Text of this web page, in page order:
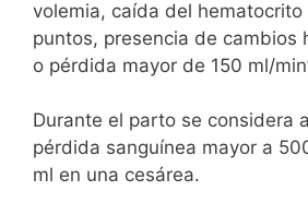
volemia, caída del hematocrito
puntos, presencia de cambios
o pérdida mayor de 150 ml/
Durante el parto se considera
pérdida sanguínea mayor a
ml en una cesárea.